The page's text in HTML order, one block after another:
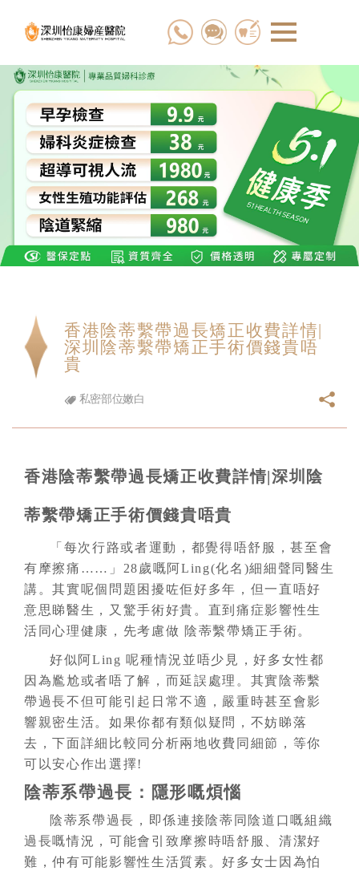
香港陰蒂繫帶過長矯正收費詳情|
深圳陰蒂繫帶矯正手術價錢貴唔
貴
私密部位嫩白
香港陰蒂繫帶過長矯正收費詳情|深圳陰
蒂繫帶矯正手術價錢貴唔貴
「每次行路或者運動，都覺得唔舒服，甚至會
有摩擦痛……」28歲嘅阿Ling(化名)細細聲同醫生
講。其實呢個問題困擾咗佢好多年，但一直唔好
意思睇醫生，又驚手術好貴。直到痛症影響性生
活同心理健康，先考慮做 陰蒂繫帶矯正手術。
好似阿Ling 呢種情況並唔少見，好多女性都
因為尷尬或者唔了解，而延誤處理。其實陰蒂繫
帶過長不但可能引起日常不適，嚴重時甚至會影
響親密生活。如果你都有類似疑問，不妨睇落
去，下面詳細比較同分析兩地收費同細節，等你
可以安心作出選擇!
陰蒂系帶過長：隱形嘅煩惱
陰蒂系帶過長，即係連接陰蒂同陰道口嘅組織
過長嘅情況，可能會引致摩擦時唔舒服、清潔好
難，仲有可能影響性生活質素。好多女士因為怕